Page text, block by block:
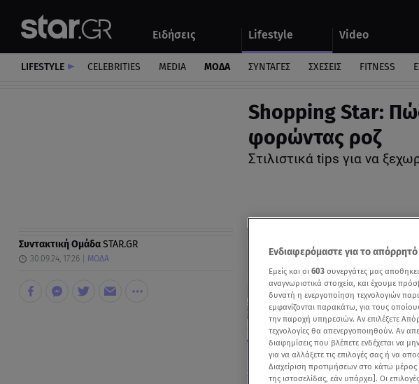
Ειδήσεις Lifestyle Video
Αυτοκίνητο
LIFESTYLE CELEBRITIES MEDIA ΜΟΔΑ ΣΥΝΤΑΓΕΣ ΣΧΕΣΕΙΣ FITNESS
Shopping Star:
φορώντας ροζ
Στιλιστικά tips για να
Συντακτική ΟμάδαSTAR.GR
30.09.24, 17:26 ΜΟΔΑ
Ενδιαφερόμαστε για το
Εμείς και οι 603 συνεργάτες μας
αναγνωριστικά στοιχεία, και έχουμε
δυνατή η ενεργοποίηση τεχνολογιών
εμφανίζονται παρακάτω, για τους
την παροχή υπηρεσιών. Αν επιλέξετε
τεχνολογίες θα απενεργοποιηθούν. Αν
διαφημίσεις που βλέπετε ενδέχεται να
για να αλλάξετε τις επιλογές σας ή να
Διαχείριση προτιμήσεων στο κάτω
της ιστοσελίδας, εάν υπάρχει]. Οι